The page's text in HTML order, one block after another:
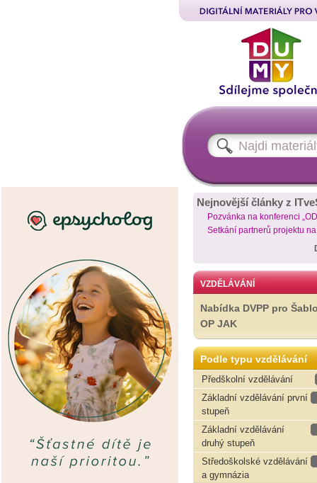
Nejnovější články z
Pozvánka na konferenci
Setkání partnerů projektu
VZDĚLÁVÁNÍ
Nabídka DVPP pro
OP JAK
Podle typu vzdělávání
Předškolní vzdělávání
Základní vzdělávání první
stupeň
Základní vzdělávání
druhý stupeň
Středoškolské vzdělávání
a gymnázia